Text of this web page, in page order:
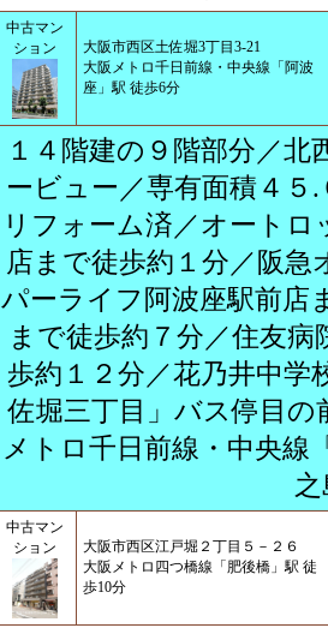
中古マン
ション
大阪市西区土佐堀3丁目3-21
大阪メトロ千日前線・中央線「阿波
座」駅 徒歩6分
１４階建の９階部分／
ービュー／専有面積４５
リフォーム済／オート
店まで徒歩約１分／阪
パーライフ阿波座駅前店
まで徒歩約７分／住友
歩約１２分／花乃井中学
佐堀三丁目」バス停目の
メトロ千日前線・中央線
中古マン
ション
大阪市西区江戸堀２丁目５－２６
大阪メトロ四つ橋線「肥後橋」駅 徒
歩10分